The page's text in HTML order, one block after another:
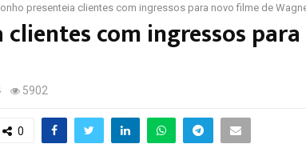
presenteia clientes com ingressos para novo filme de
com ingressos
5902
0